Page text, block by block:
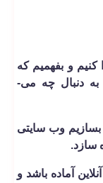
و بفهمیم که
مخاطبان مان چه کسانی هستند و به دنبال چه می­
بسازیم وب سایتی
سازد.
آماده باشد و